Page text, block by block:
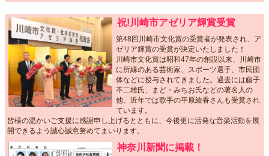
祝!川崎市アゼリア輝賞受賞
第48回川崎市文化賞の受賞者が発表され、ア
ゼリア輝賞の受賞が決定いたしました！
川崎市文化賞は昭和47年の創設以来、川崎市
に所縁のある芸術家、スポーツ選手、市民団
体などに授与されてきました。過去には藤子
不二雄氏、まど・みちお氏などの著名人の
他、近年では歌手の平原綾香さんも受賞され
ています。
皆様の温かいご支援に感謝申し上げるとともに、今後更に活発な音楽活動を展
開できるよう誠心誠意努めてまいります。
神奈川新聞に掲載！